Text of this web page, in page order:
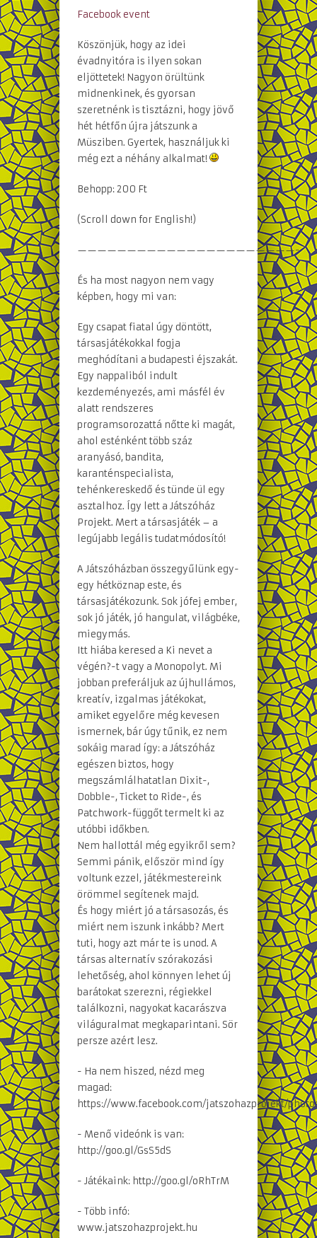
Facebook event
Köszönjük, hogy az idei
évadnyitóra is ilyen sokan
eljöttetek! Nagyon örültünk
midnenkinek, és gyorsan
szeretnénk is tisztázni, hogy jövő
hét hétfőn újra játszunk a
Müsziben. Gyertek, használjuk ki
még ezt a néhány alkalmat!
Behopp: 200 Ft
(Scroll down for English!)
——————————————————————-
És ha most nagyon nem vagy
képben, hogy mi van:
Egy csapat fiatal úgy döntött,
társasjátékokkal fogja
meghódítani a budapesti éjszakát.
Egy nappaliból indult
kezdeményezés, ami másfél év
alatt rendszeres
programsorozattá nőtte ki magát,
ahol esténként több száz
aranyásó, bandita,
karanténspecialista,
tehénkereskedő és tünde ül egy
asztalhoz. Így lett a Játszóház
Projekt. Mert a társasjáték – a
legújabb legális tudatmódosító!
A Játszóházban összegyűlünk egy-
egy hétköznap este, és
társasjátékozunk. Sok jófej ember,
sok jó játék, jó hangulat, világbéke,
miegymás.
Itt hiába keresed a Ki nevet a
végén?-t vagy a Monopolyt. Mi
jobban preferáljuk az újhullámos,
kreatív, izgalmas játékokat,
amiket egyelőre még kevesen
ismernek, bár úgy tűnik, ez nem
sokáig marad így: a Játszóház
egészen biztos, hogy
megszámlálhatatlan Dixit-,
Dobble-, Ticket to Ride-, és
Patchwork-függőt termelt ki az
utóbbi időkben.
Nem hallottál még egyikről sem?
Semmi pánik, először mind így
voltunk ezzel, játékmestereink
örömmel segítenek majd.
És hogy miért jó a társasozás, és
miért nem iszunk inkább? Mert
tuti, hogy azt már te is unod. A
társas alternatív szórakozási
lehetőség, ahol könnyen lehet új
barátokat szerezni, régiekkel
találkozni, nagyokat kacarászva
világuralmat megkaparintani. Sör
persze azért lesz.
- Ha nem hiszed, nézd meg
magad:
https://www.facebook.com/jatszohazprojekt/
- Menő videónk is van:
http://goo.gl/GsS5dS
- Játékaink: http://goo.gl/oRhTrM
- Több infó:
www.jatszohazprojekt.hu